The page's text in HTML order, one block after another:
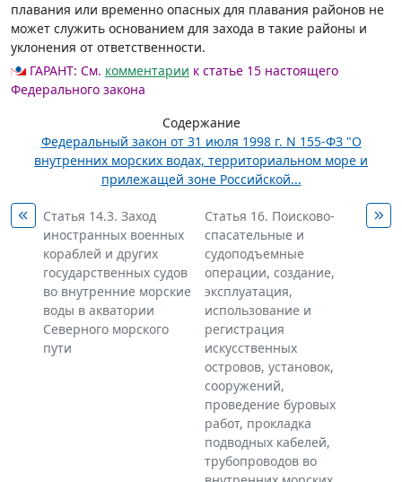
плавания или временно опасных для плавания районов не
может служить основанием для захода в такие районы и
уклонения от ответственности.
ГАРАНТ: См. комментарии к статье 15 настоящего
Федерального закона
Содержание
Федеральный закон от 31 июля 1998 г. N 155-ФЗ "О
внутренних морских водах, территориальном море и
прилежащей зоне Российской...
Статья 14.3. Заход
иностранных военных
кораблей и других
государственных судов
во внутренние морские
воды в акватории
Северного морского
пути
Статья 16. Поисково-
спасательные и
судоподъемные
операции, создание,
эксплуатация,
использование и
регистрация
искусственных
островов, установок,
сооружений,
проведение буровых
работ, прокладка
подводных кабелей,
трубопроводов во